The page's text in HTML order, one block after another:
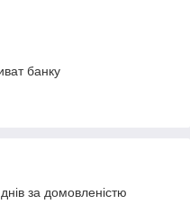
банку
за домовленістю